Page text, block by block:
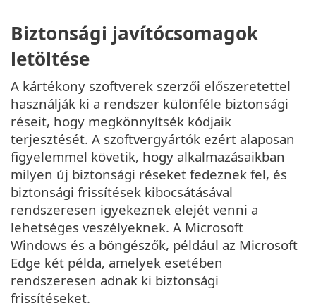
Biztonsági javítócsomagok
letöltése
A kártékony szoftverek szerzői előszeretettel
használják ki a rendszer különféle biztonsági
réseit, hogy megkönnyítsék kódjaik
terjesztését. A szoftvergyártók ezért alaposan
figyelemmel követik, hogy alkalmazásaikban
milyen új biztonsági réseket fedeznek fel, és
biztonsági frissítések kibocsátásával
rendszeresen igyekeznek elejét venni a
lehetséges veszélyeknek. A Microsoft
Windows és a böngészők, például az Microsoft
Edge két példa, amelyek esetében
rendszeresen adnak ki biztonsági
frissítéseket.